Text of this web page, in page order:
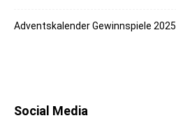
Adventskalender Gewinnspiele 2025
Social Media